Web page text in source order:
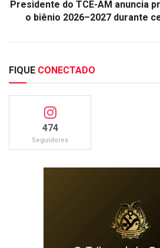
Presidente do TCE-AM anuncia
o biênio 2026–2027 durante
FIQUE CONECTADO
474
Seguidores